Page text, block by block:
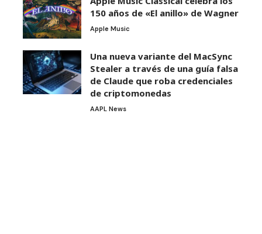
150 años de «El anillo» de Wagner
Apple Music
Una nueva variante del MacSync
Stealer a través de una guía falsa
de Claude que roba credenciales
de criptomonedas
AAPL News